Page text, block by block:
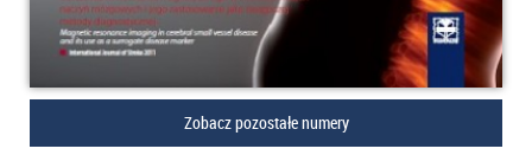
Zobacz pozostałe numery